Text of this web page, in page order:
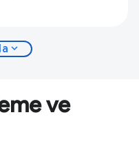
expand_more
ve